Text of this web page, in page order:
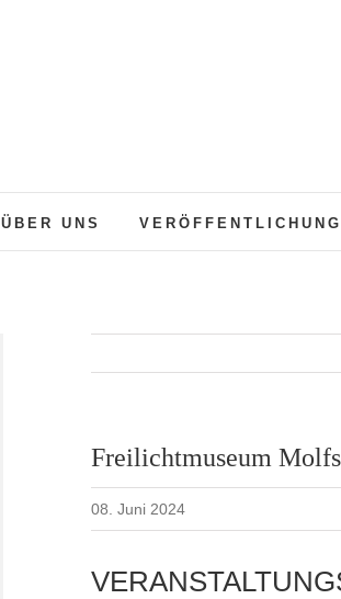
ÜBER UNS
Freilichtmuseum
08. Juni 2024